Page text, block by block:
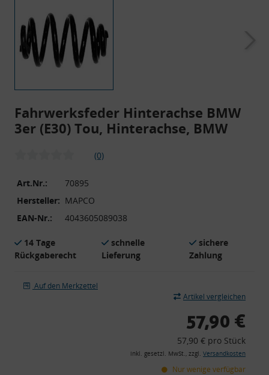
Fahrwerksfeder Hinterachse BMW
3er (E30) Tou, Hinterachse, BMW
(0)
Art.Nr.:
70895
Hersteller: MAPCO
EAN-Nr.:
4043605089038
14 Tage
Rückgaberecht
schnelle
Lieferung
sichere
Zahlung
Auf den Merkzettel
Artikel vergleichen
57,90 €
57,90 € pro Stück
inkl. gesetzl. MwSt., zzgl. Versandkosten
Nur wenige verfügbar